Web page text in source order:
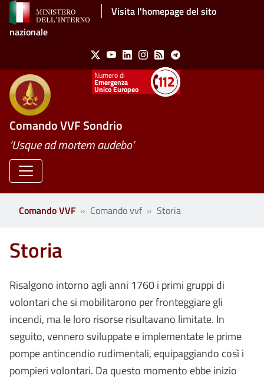
Salta al contenuto principaleVisita l'homepage del sito
nazionale
Social Menu
X YoutubeLinkedinInstagram
Feed Telegram
Emergenza
Unico Europeo
Comando VVF Sondrio
’Usque ad mortem audebo’
Comando VVF Comando vvf Storia
Storia
Risalgono intorno agli anni 1760 i primi gruppi di
volontari che si mobilitarono per fronteggiare gli
incendi, ma le loro risorse risultavano limitate. In
seguito, vennero sviluppate e implementate le prime
pompe antincendio rudimentali, equipaggiando così i
pompieri volontari. Da questo momento ebbe inizio